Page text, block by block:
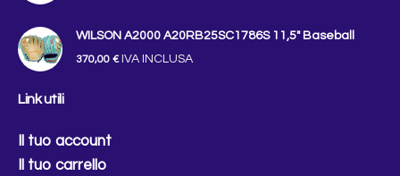
WILSON A2000 A20RB25SC1786S 11,5" Baseball
370,00 € IVA INCLUSA
Link utili
Il tuo account
Il tuo carrello